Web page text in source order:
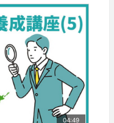
04:49